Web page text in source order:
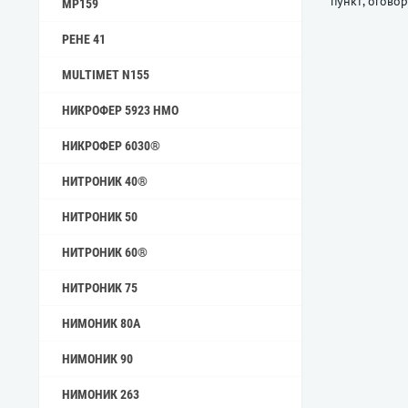
MP159
РЕНЕ 41
MULTIMET N155
НИКРОФЕР 5923 HMO
НИКРОФЕР 6030®
НИТРОНИК 40®
НИТРОНИК 50
НИТРОНИК 60®
НИТРОНИК 75
НИМОНИК 80А
НИМОНИК 90
НИМОНИК 263